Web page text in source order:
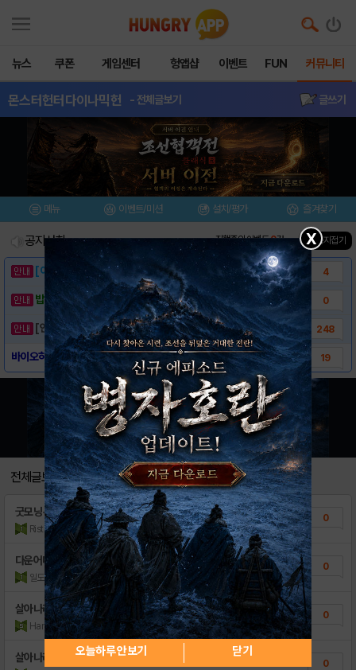
뉴스 쿠폰 게임센터 헝앱샵 이벤트 FUN 커뮤니티
몬스터헌터다이나믹헌 - 전체글보기 글쓰기
메뉴 이벤트/미션 설치/평가 즐겨찾기
공지사항 진행중인 이벤트0건 ▲ 공지접기
[이벤트] 웃음으로 매일매일 해피! 유머 게시.. 4
밥알이의 헝앱통신 ⑲ “밥알이, 드디어 멀티를.. 0
[안내] 헝그리앱 필수 상식! 밥알 획득 안내.. 248
바이오하자드4, 몬스터헌터 다이나믹 헌팅 안드.. 19
전체글보기
굿모닝~
Ristorante 조회수:36 | 16.08.26
0
다운어디서함...
일도양단유리멘탈 조회수:229 | 16.04.17
0
살아나라
Han Asa 조회수:106 | 15.09.19
0
살아나라 0
X
오늘하루 안보기 닫기